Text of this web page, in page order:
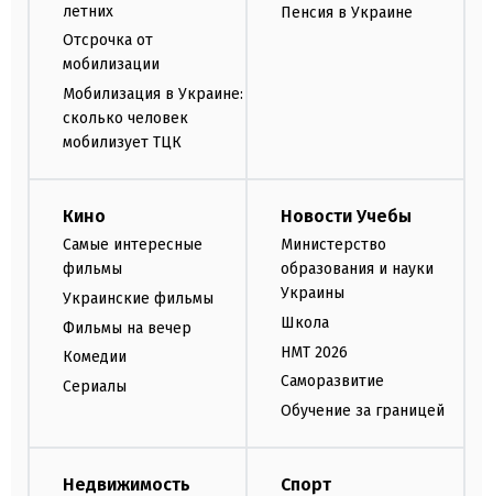
летних
Отсрочка от
мобилизации
Мобилизация в Украине:
сколько человек
мобилизует ТЦК
Пенсия в Украине
Кино
Самые интересные
фильмы
Украинские фильмы
Фильмы на вечер
Комедии
Сериалы
Новости Учебы
Министерство
образования и науки
Украины
Школа
НМТ 2026
Саморазвитие
Обучение за границей
Недвижимость Спорт